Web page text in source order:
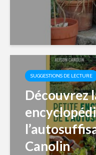
SUGGESTIONS DE LECTURE
Découvrez
Canolin